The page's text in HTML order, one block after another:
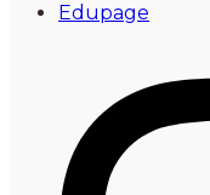
Edupage